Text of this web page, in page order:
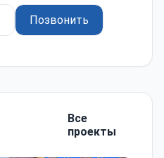
Позвонить
Все
проекты